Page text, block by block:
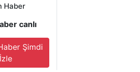
Haber
canlı
Şimdi
İzle